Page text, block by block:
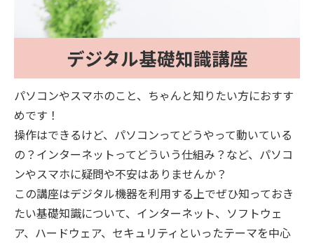
デジタル基礎知識講座
パソコンやスマホのこと、ちゃんと知りたい方におすす
めです！
操作はできるけど、パソコンってどうやって動いている
の？インターネットってどういう仕組み？など、パソコ
ンやスマホに疑問や不安はありませんか？
この講座はデジタル機器を利用する上でぜひ知っておき
たい基礎知識について、インターネット、ソフトウェ
ア、ハードウェア、セキュリティといったテーマを中心